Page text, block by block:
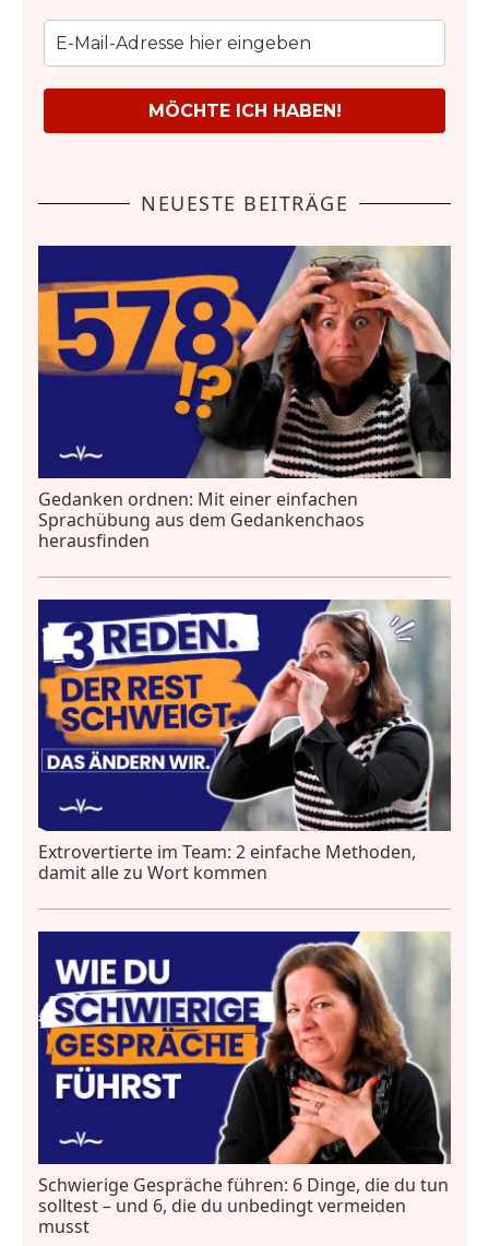
MÖCHTE ICH HABEN!
NEUESTE BEITRÄGE
Gedanken ordnen: Mit einer einfachen
Sprachübung aus dem Gedankenchaos
herausfinden
Extrovertierte im Team: 2 einfache Methoden,
damit alle zu Wort kommen
Schwierige Gespräche führen: 6 Dinge, die du tun
solltest – und 6, die du unbedingt vermeiden
musst